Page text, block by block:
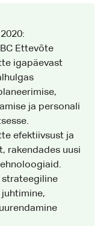
Ettevõte
igapäevast
ja personali
efektiivsust ja
rakendades uusi